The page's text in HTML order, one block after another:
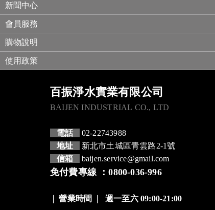
新聞中心
會員服務
購物說明
使用政策
百振淨水實業有限公司
BAIJEN INDUSTRIAL CO., LTD
電話
02-22743988
地址
新北市土城區青雲路2-1號
信箱
baijen.service@gmail.com
免付費專線 ：0800-036-996
營業時間 ❘週一至六 09:00-21:00